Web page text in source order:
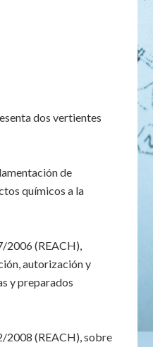
dos vertientes
de
químicos a la
2006 (REACH),
autorización y
y preparados
2008 (REACH), sobre